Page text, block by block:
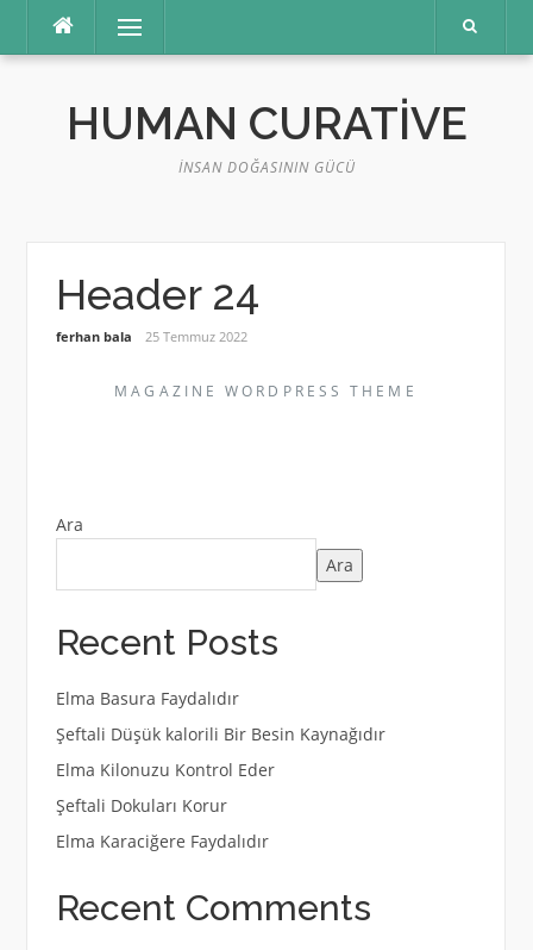
Menü
HUMAN CURATIVE
İNSAN DOĞASININ GÜCÜ
Header 24
ferhan bala 25 Temmuz 2022
MAGAZINE WORDPRESS THEME
Ara
Ara
Recent Posts
Elma Basura Faydalıdır
Şeftali Düşük kalorili Bir Besin Kaynağıdır
Elma Kilonuzu Kontrol Eder
Şeftali Dokuları Korur
Elma Karaciğere Faydalıdır
Recent Comments